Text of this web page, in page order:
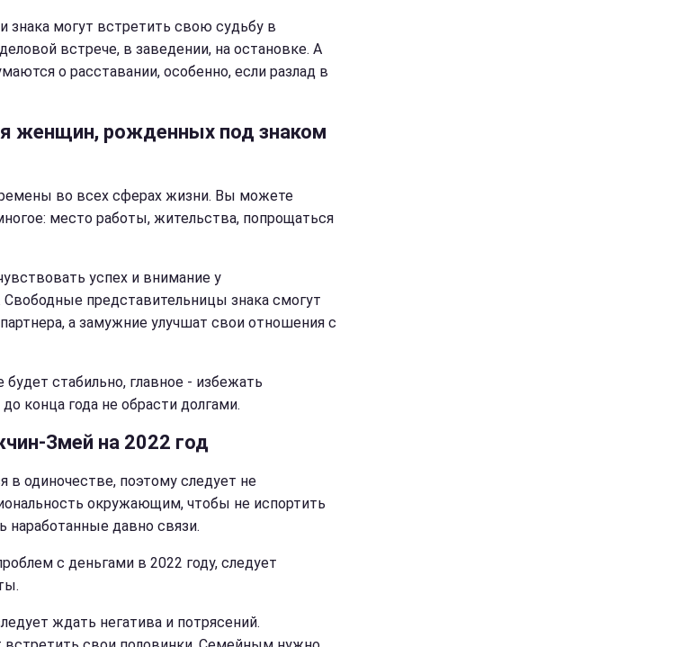
знака могут встретить свою судьбу в
встрече, в заведении, на остановке. А
о расставании, особенно, если разлад в
женщин, рожденных под знаком
во всех сферах жизни. Вы можете
место работы, жительства, попрощаться
успех и внимание у
Свободные представительницы знака смогут
а замужние улучшат свои отношения с
стабильно, главное - избежать
конца года не обрасти долгами.
Змей на 2022 год
в одиночестве, поэтому следует не
окружающим, чтобы не испортить
наработанные давно связи.
с деньгами в 2022 году, следует
ждать негатива и потрясений.